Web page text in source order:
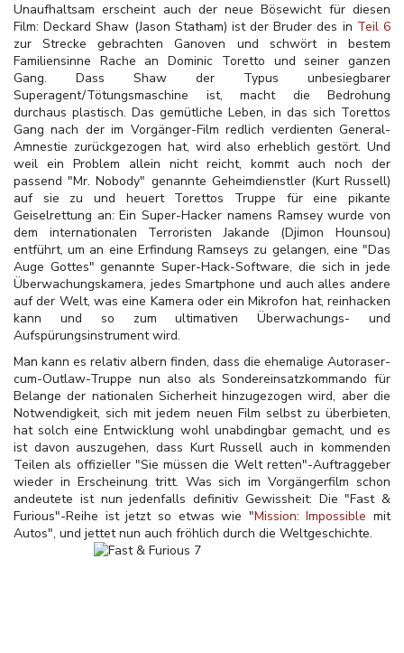
Unaufhaltsam erscheint auch der neue Bösewicht für diesen
Film: Deckard Shaw (Jason Statham) ist der Bruder des in Teil 6
zur Strecke gebrachten Ganoven und schwört in bestem
Familiensinne Rache an Dominic Toretto und seiner ganzen
Gang. Dass Shaw der Typus unbesiegbarer
Superagent/Tötungsmaschine ist, macht die Bedrohung
durchaus plastisch. Das gemütliche Leben, in das sich Torettos
Gang nach der im Vorgänger-Film redlich verdienten General-
Amnestie zurückgezogen hat, wird also erheblich gestört. Und
weil ein Problem allein nicht reicht, kommt auch noch der
passend "Mr. Nobody" genannte Geheimdienstler (Kurt Russell)
auf sie zu und heuert Torettos Truppe für eine pikante
Geiselrettung an: Ein Super-Hacker namens Ramsey wurde von
dem internationalen Terroristen Jakande (Djimon Hounsou)
entführt, um an eine Erfindung Ramseys zu gelangen, eine "Das
Auge Gottes" genannte Super-Hack-Software, die sich in jede
Überwachungskamera, jedes Smartphone und auch alles andere
auf der Welt, was eine Kamera oder ein Mikrofon hat, reinhacken
kann und so zum ultimativen Überwachungs- und
Aufspürungsinstrument wird.
Man kann es relativ albern finden, dass die ehemalige Autoraser-
cum-Outlaw-Truppe nun also als Sondereinsatzkommando für
Belange der nationalen Sicherheit hinzugezogen wird, aber die
Notwendigkeit, sich mit jedem neuen Film selbst zu überbieten,
hat solch eine Entwicklung wohl unabdingbar gemacht, und es
ist davon auszugehen, dass Kurt Russell auch in kommenden
Teilen als offizieller "Sie müssen die Welt retten"-Auftraggeber
wieder in Erscheinung tritt. Was sich im Vorgängerfilm schon
andeutete ist nun jedenfalls definitiv Gewissheit: Die "Fast &
Furious"-Reihe ist jetzt so etwas wie "Mission: Impossible mit
Autos", und jettet nun auch fröhlich durch die Weltgeschichte.